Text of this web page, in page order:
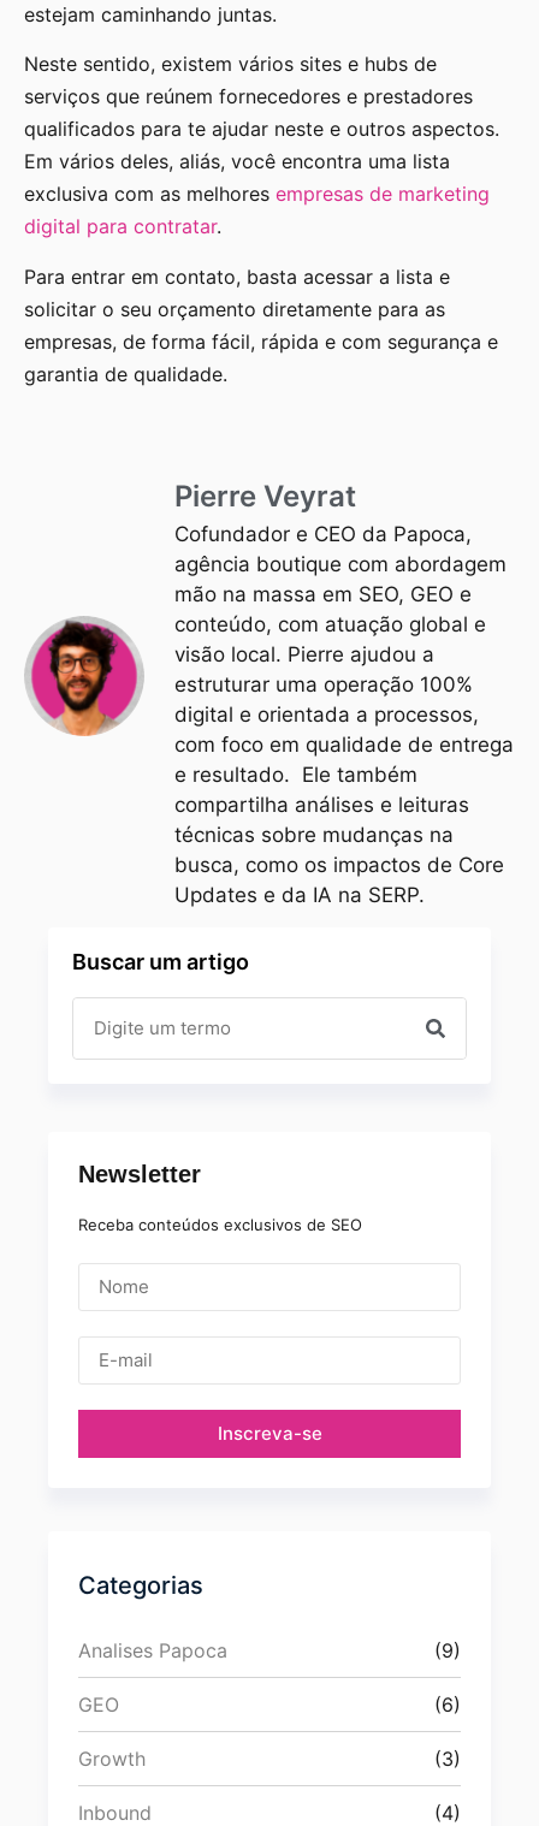
estejam caminhando juntas.
Neste sentido, existem vários sites e hubs de
serviços que reúnem fornecedores e prestadores
qualificados para te ajudar neste e outros aspectos.
Em vários deles, aliás, você encontra uma lista
exclusiva com as melhores empresas de marketing
digital para contratar.
Para entrar em contato, basta acessar a lista e
solicitar o seu orçamento diretamente para as
empresas, de forma fácil, rápida e com segurança e
garantia de qualidade.
Pierre Veyrat
Cofundador e CEO da Papoca,
agência boutique com abordagem
mão na massa em SEO, GEO e
conteúdo, com atuação global e
visão local. Pierre ajudou a
estruturar uma operação 100%
digital e orientada a processos,
com foco em qualidade de entrega
e resultado. Ele também
compartilha análises e leituras
técnicas sobre mudanças na
busca, como os impactos de Core
Updates e da IA na SERP.
Buscar um artigo
Newsletter
Receba conteúdos exclusivos de SEO
Inscreva-se
Categorias
Analises Papoca (9)
GEO (6)
Growth (3)
Inbound (4)